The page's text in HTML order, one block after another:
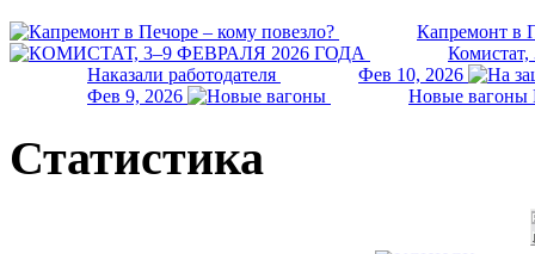
Капремонт в
Комистат,
Наказали работодателя
Фев 10, 2026
Фев 9, 2026
Новые вагоны
Статистика